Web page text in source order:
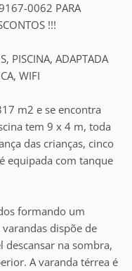
0062 PARA
!!!
PISCINA, ADAPTADA
WIFI
m2 e se encontra
tem 9 x 4 m, toda
das crianças, cinco
equipada com tanque
formando um
dispõe de
descansar na sombra,
A varanda térrea é